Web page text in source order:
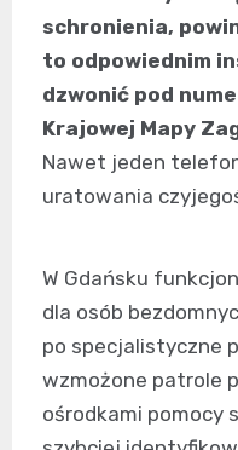
schronienia,
to odpowiednim
dzwonić pod
Krajowej Mapy
Nawet jeden
uratowania
W Gdańsku
dla osób
po specjalistyczne
wzmożone patrole
ośrodkami pomocy